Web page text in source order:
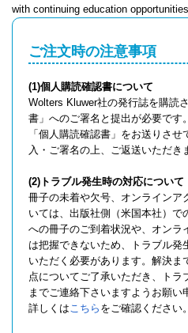
with continuing education
ご注文時の注意事項
(1)個人購読確認書について
Wolters Kluwer社の発行誌を購読
書」へのご署名と提出が必要です
「個人購読確認書」をお送りさ
入・ご署名の上、ご返送いただき
(2)トラブル発生時の対応について
冊子の未着や欠号、オンラインア
いては、出版社側（米国本社）で
への冊子のご到着状況や、オンラ
は把握できないため、トラブル
いただく必要があります。解決ま
点についてご了承いただき、トラ
までご連絡下さいますようお願い
詳しくはこちら をご確認ください。